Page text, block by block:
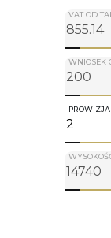
VAT OD
WNIOSEK
PROWIZJA